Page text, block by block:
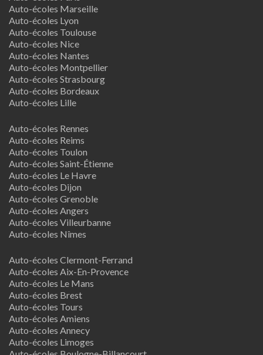
Auto-écoles Marseille
Auto-écoles Lyon
Auto-écoles Toulouse
Auto-écoles Nice
Auto-écoles Nantes
Auto-écoles Montpellier
Auto-écoles Strasbourg
Auto-écoles Bordeaux
Auto-écoles Lille
Auto-écoles Rennes
Auto-écoles Reims
Auto-écoles Toulon
Auto-écoles Saint-Étienne
Auto-écoles Le Havre
Auto-écoles Dijon
Auto-écoles Grenoble
Auto-écoles Angers
Auto-écoles Villeurbanne
Auto-écoles Nîmes
Auto-écoles Clermont-Ferrand
Auto-écoles Aix-En-Provence
Auto-écoles Le Mans
Auto-écoles Brest
Auto-écoles Tours
Auto-écoles Amiens
Auto-écoles Annecy
Auto-écoles Limoges